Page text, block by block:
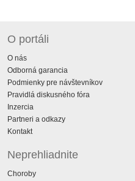
O portáli
O nás
Odborná garancia
Podmienky pre návštevníkov
Pravidlá diskusného fóra
Inzercia
Partneri a odkazy
Kontakt
Neprehliadnite
Choroby